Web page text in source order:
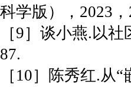
科学版），2023
［9］谈小燕.以
87.
［10］陈秀红.从